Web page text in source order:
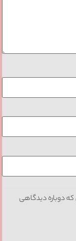
که دوباره دیدگاهی